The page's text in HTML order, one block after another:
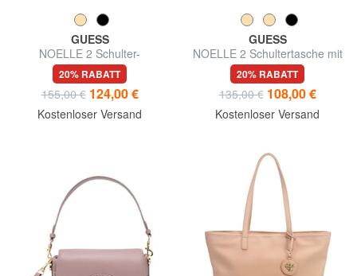
GUESS
NOELLE 2 Schulter-
Einkaufstasche
20% RABATT
155,00 € 124,00 €
Kostenloser Versand
GUESS
NOELLE 2 Schultertasche mit
Schultergurt
20% RABATT
135,00 € 108,00 €
Kostenloser Versand